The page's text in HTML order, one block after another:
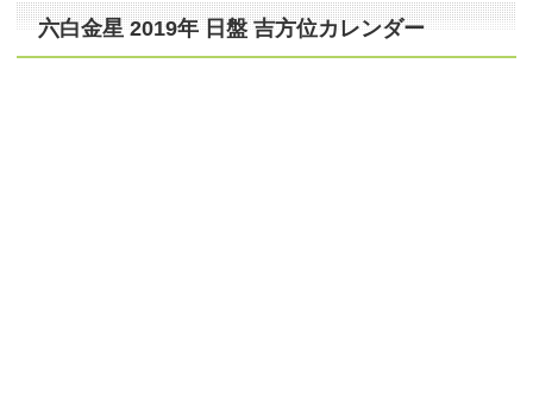
六白金星 2019年 日盤 吉方位カレンダー